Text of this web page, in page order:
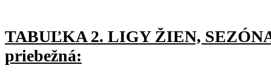
TABUĽKA 2. LIGY ŽIEN,
priebežná: